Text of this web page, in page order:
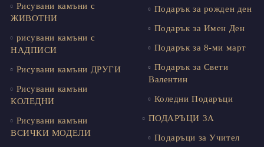
Рисувани камъни с
ЖИВОТНИ
рисувани камъни с
НАДПИСИ
Рисувани камъни ДРУГИ
Рисувани камъни
КОЛЕДНИ
Рисувани камъни
ВСИЧКИ МОДЕЛИ
Подарък за рожден ден
Подарък за Имен Ден
Подарък за 8-ми март
Подарък за Свети
Валентин
Коледни Подаръци
ПОДАРЪЦИ ЗА
Подаръци за Учител